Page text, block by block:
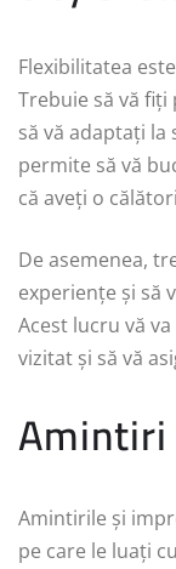
Flexibilitatea
Trebuie să vă
să vă adaptați la
permite să vă
că aveți o
De asemenea,
experiențe și să
Acest lucru vă
vizitat și să vă
Amintirile și
pe care le luați